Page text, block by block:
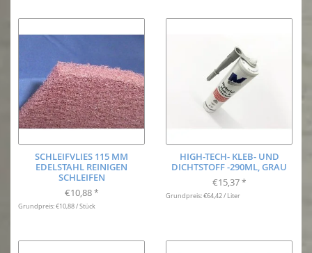
SCHLEIFVLIES 115 MM
EDELSTAHL REINIGEN
SCHLEIFEN
€10,88 *
Grundpreis: €10,88 / Stück
HIGH-TECH- KLEB- UND
DICHTSTOFF -290ML, GRAU
€15,37 *
Grundpreis: €64,42 / Liter